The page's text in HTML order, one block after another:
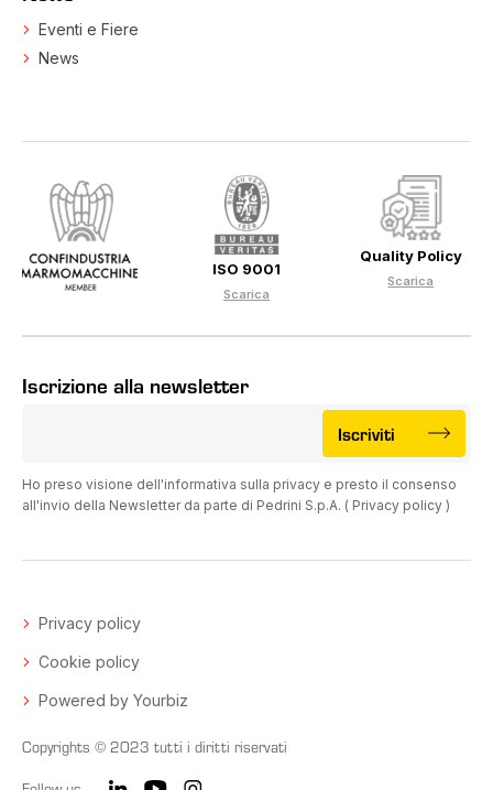
Eventi e Fiere
News
ISO 9001
Scarica
Quality Policy
Scarica
Iscrizione alla newsletter
Ho preso visione dell'informativa sulla privacy e presto il consenso
all'invio della Newsletter da parte di Pedrini S.p.A. ( Privacy policy )
Iscriviti
Privacy policy
Cookie policy
Powered by Yourbiz
Copyrights © 2023 tutti i diritti riservati